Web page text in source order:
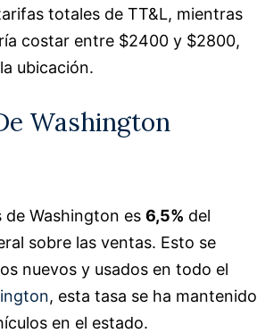
totales de TT&L, mientras
costar entre $2400 y $2800,
ubicación.
Washington
de Washington es 6,5% del
sobre las ventas. Esto se
nuevos y usados ​​en todo el
, esta tasa se ha mantenido
en el estado.